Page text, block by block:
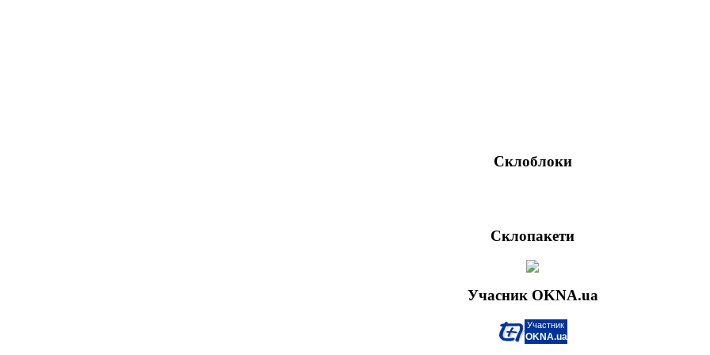
Склоблоки
Склопакети
Учасник OKNA.ua
Участник
OKNA.ua